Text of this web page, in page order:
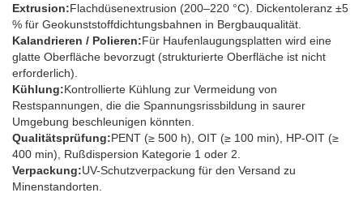
Extrusion:Flachdüsenextrusion (200–220 °C). Dickentoleranz ±5
% für Geokunststoffdichtungsbahnen in Bergbauqualität.
Kalandrieren / Polieren:Für Haufenlaugungsplatten wird eine
glatte Oberfläche bevorzugt (strukturierte Oberfläche ist nicht
erforderlich).
Kühlung:Kontrollierte Kühlung zur Vermeidung von
Restspannungen, die die Spannungsrissbildung in saurer
Umgebung beschleunigen könnten.
Qualitätsprüfung:PENT (≥ 500 h), OIT (≥ 100 min), HP-OIT (≥
400 min), Rußdispersion Kategorie 1 oder 2.
Verpackung:UV-Schutzverpackung für den Versand zu
Minenstandorten.